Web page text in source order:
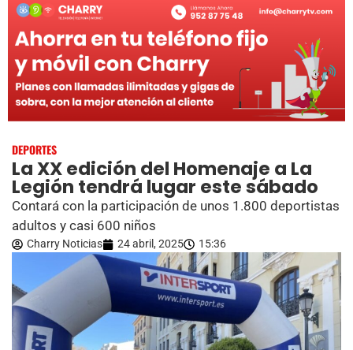
DEPORTES
La XX edición del Homenaje a La
Legión tendrá lugar este sábado
Contará con la participación de unos 1.800 deportistas
adultos y casi 600 niños
Charry Noticias 24 abril, 2025 15:36